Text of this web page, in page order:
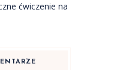
ćwiczenie na